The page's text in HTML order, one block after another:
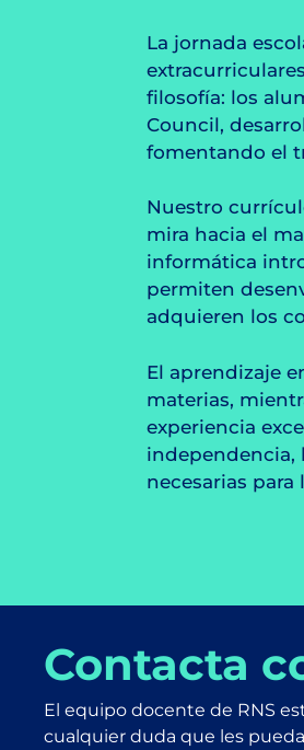
La jornada
filosofía: los
Council,
fomentando el
Nuestro
mira hacia el
informática
permiten
adquieren los
El aprendizaje
materias,
experiencia
independencia,
necesarias
Contacta
El equipo docente de RNS
cualquier duda que les